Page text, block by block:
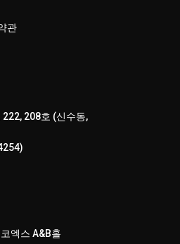
관
208호 (신수동,
엑스 A&B홀